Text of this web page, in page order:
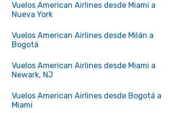
Vuelos American Airlines desde Miami a
Nueva York
Vuelos American Airlines desde Milán a
Bogotá
Vuelos American Airlines desde Miami a
Newark, NJ
Vuelos American Airlines desde Bogotá a
Miami